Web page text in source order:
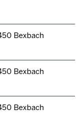
Bexbach
Bexbach
Bexbach